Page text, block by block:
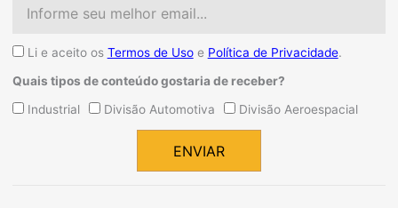
AceiteLi e aceito os Termos de Usoe Política de Privacidade.
Quais tipos de conteúdo gostaria de receber?
QuaisIndustrial Divisão Automotiva Divisão Aeroespacial
ENVIAR